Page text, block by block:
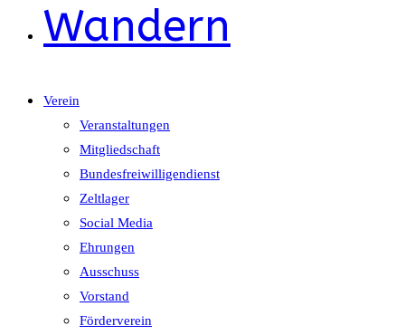
Wandern
Verein
Veranstaltungen
Mitgliedschaft
Bundesfreiwilligendienst
Zeltlager
Social Media
Ehrungen
Ausschuss
Vorstand
Förderverein